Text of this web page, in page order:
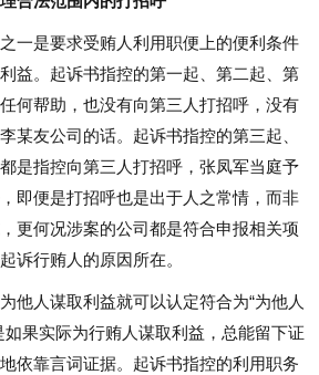
一是要求受贿人利用职便上的便利条件
益。起诉书指控的第一起、第二起、第
何帮助，也没有向第三人打招呼，没有
某友公司的话。起诉书指控的第三起、
是指控向第三人打招呼，张凤军当庭予
即便是打招呼也是出于人之常情，而非
更何况涉案的公司都是符合申报相关项
诉行贿人的原因所在。
他人谋取利益就可以认定符合为“为他人
如果实际为行贿人谋取利益，总能留下证
依靠言词证据。起诉书指控的利用职务